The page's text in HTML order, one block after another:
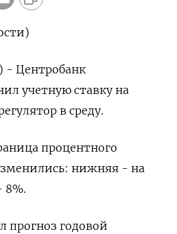
- Центробанк
учетную ставку на
в среду.
процентного
нижняя - на
8%.
прогноз годовой